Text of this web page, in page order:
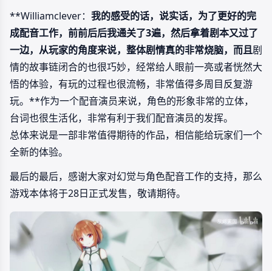
**Williamclever： 我的感受的话，说实话，为了更好的完
成配音工作，前前后后我通关了3遍，然后拿着剧本又过了
一边，从玩家的角度来说，整体剧情真的非常烧脑，而且剧
情的故事链闭合的也很巧妙，经常给人眼前一亮或者恍然大
悟的体验，有玩的过程也很流畅，非常值得多周目反复游
玩。**作为一个配音演员来说，角色的形象非常的立体，
台词也很生活化，非常有利于我们配音演员的发挥。
总体来说是一部非常值得期待的作品，相信能给玩家们一个
全新的体验。
最后的最后，感谢大家对幻觉与角色配音工作的支持，那么
游戏本体将于28日正式发售，敬请期待。